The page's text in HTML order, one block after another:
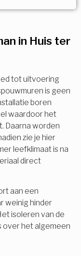
in Huis ter
tot uitvoering
is geen
boren
waardoor het
Daarna worden
zie je hier
leefklimaat is na
direct
aan een
weinig hinder
isoleren van de
over het algemeen